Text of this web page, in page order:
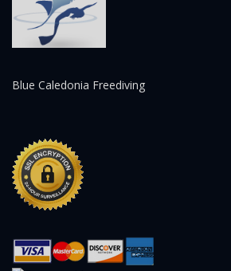
Blue Caledonia Freediving